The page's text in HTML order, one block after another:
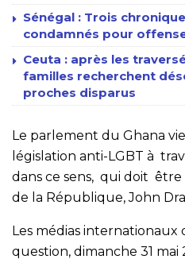
Sénégal : Trois
condamnés pour
Ceuta : après les
familles recherchent
proches disparus
Le parlement du Ghana
législation anti-LGBT à
dans ce sens, qui doit
de la République, John
Les médias internationaux
question, dimanche 31